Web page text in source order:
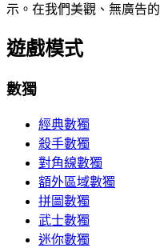
示。在我們美觀、無廣告
遊戲模式
數獨
經典數獨
殺手數獨
對角線數獨
額外區域數獨
拼圖數獨
武士數獨
迷你數獨